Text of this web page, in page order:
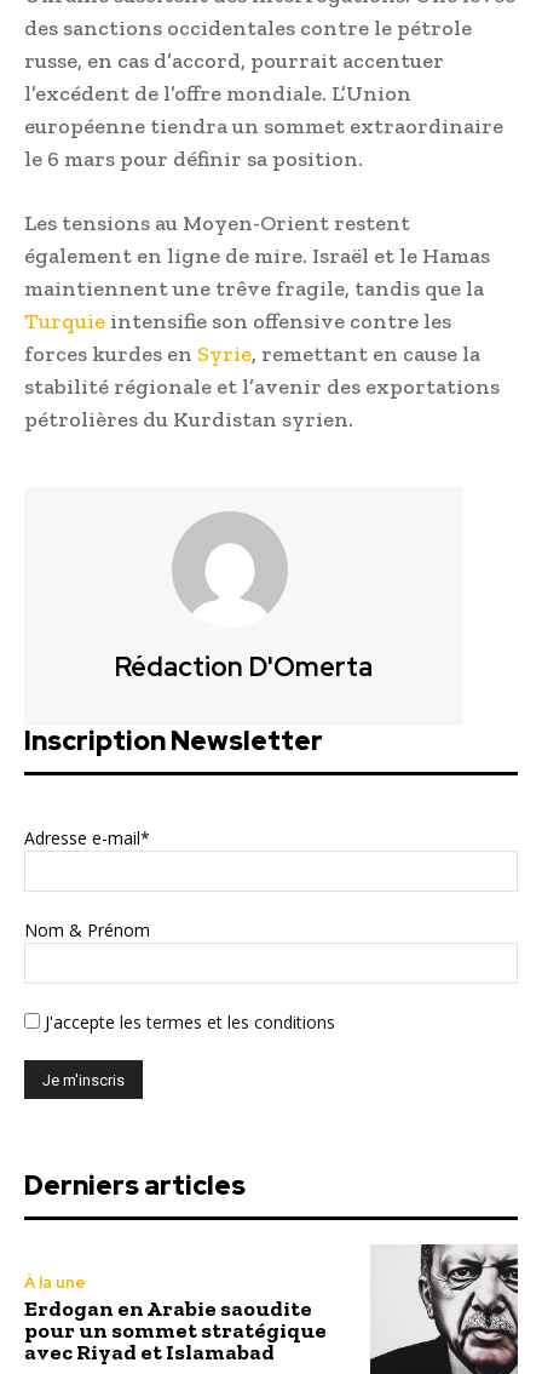
des sanctions occidentales contre le pétrole
russe, en cas d’accord, pourrait accentuer
l’excédent de l’offre mondiale. L’Union
européenne tiendra un sommet extraordinaire
le 6 mars pour définir sa position.
Les tensions au Moyen-Orient restent
également en ligne de mire. Israël et le Hamas
maintiennent une trêve fragile, tandis que la
Turquie intensifie son offensive contre les
forces kurdes en Syrie, remettant en cause la
stabilité régionale et l’avenir des exportations
pétrolières du Kurdistan syrien.
Rédaction D'Omerta
Inscription Newsletter
Adresse e-mail*
Nom & Prénom
J'accepte les termes et les conditions
Derniers articles
À la une
Erdogan en Arabie saoudite
pour un sommet stratégique
avec Riyad et Islamabad